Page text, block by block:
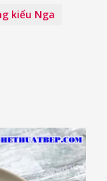
kiểu Nga